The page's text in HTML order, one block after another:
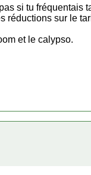
si tu
réductions sur le
et le calypso.